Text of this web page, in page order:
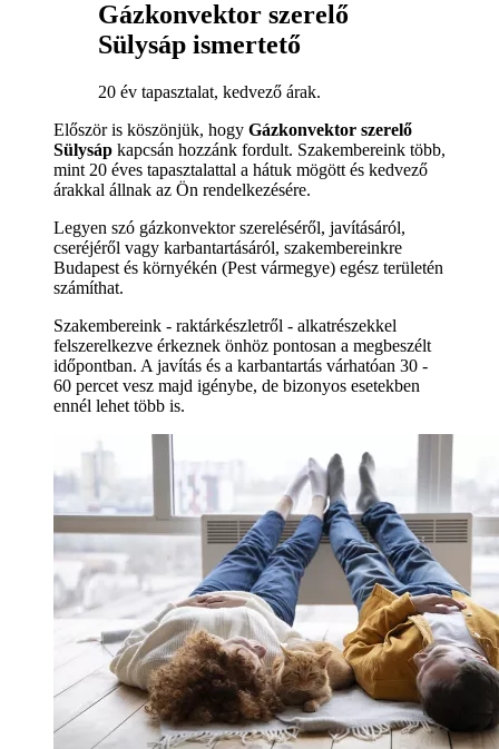
Gázkonvektor szerelő
Sülysáp ismertető
20 év tapasztalat, kedvező árak.
Először is köszönjük, hogy Gázkonvektor szerelő
Sülysáp kapcsán hozzánk fordult. Szakembereink több,
mint 20 éves tapasztalattal a hátuk mögött és kedvező
árakkal állnak az Ön rendelkezésére.
Legyen szó gázkonvektor szereléséről, javításáról,
cseréjéről vagy karbantartásáról, szakembereinkre
Budapest és környékén (Pest vármegye) egész területén
számíthat.
Szakembereink - raktárkészletről - alkatrészekkel
felszerelkezve érkeznek önhöz pontosan a megbeszélt
időpontban. A javítás és a karbantartás várhatóan 30 -
60 percet vesz majd igénybe, de bizonyos esetekben
ennél lehet több is.